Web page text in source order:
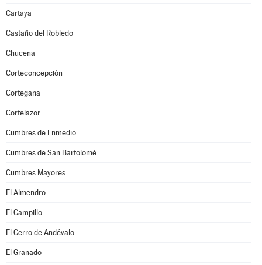
Cartaya
Castaño del Robledo
Chucena
Corteconcepción
Cortegana
Cortelazor
Cumbres de Enmedio
Cumbres de San Bartolomé
Cumbres Mayores
El Almendro
El Campillo
El Cerro de Andévalo
El Granado